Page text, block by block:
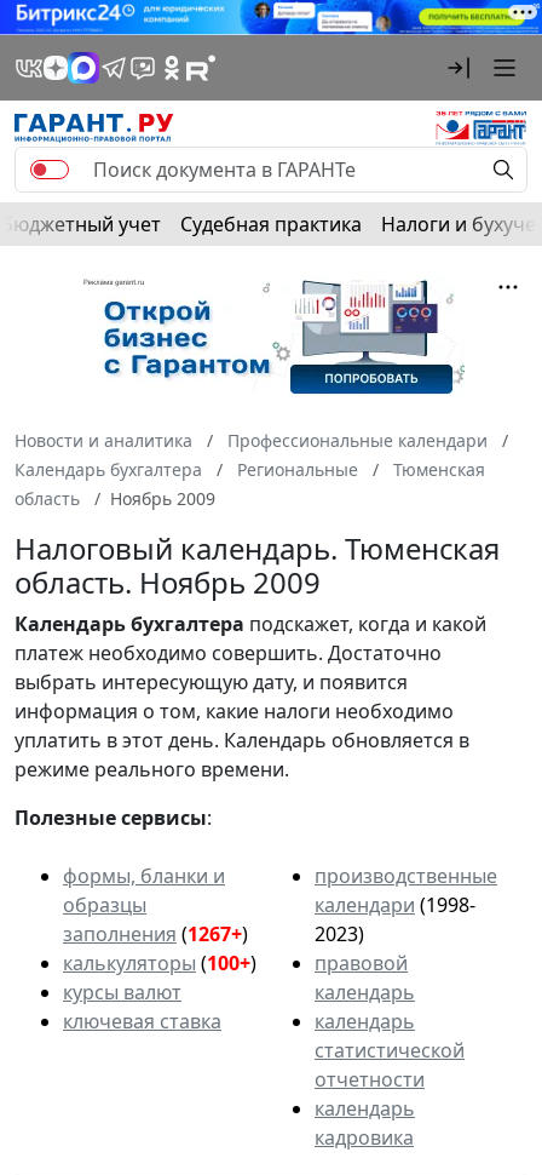
Бюджетный учет Судебная практика Налоги и
Новости и аналитика
Профессиональные календари
Календарь бухгалтера
Региональные
Тюменская
область
Ноябрь 2009
Налоговый календарь. Тюменская
область. Ноябрь 2009
Календарьбухгалтера подскажет, когда и какой
платеж необходимо совершить. Достаточно
выбрать интересующую дату, и появится
информация о том, какие налоги необходимо
уплатить в этот день. Календарь обновляется в
режиме реального времени.
Полезные сервисы:
формы, бланки и
образцы
заполнения (1267+)
калькуляторы (100+)
курсы валют
ключевая ставка
производственные
календари (1998-
2023)
правовой
календарь
календарь
статистической
отчетности
календарь
кадровика